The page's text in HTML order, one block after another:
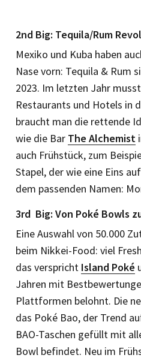
2nd Big: Tequila/Rum
Mexiko und Kuba haben
Nase vorn: Tequila & Rum
2023. Im letzten Jahr
Restaurants und Hotels in
braucht man die rettende
wie die Bar The Alchemist
auch Frühstück, zum
Stapel, der wie eine Eins
dem passenden Namen:
3rd Big: Von Poké Bowls
Eine Auswahl von 50.000
beim Nikkei-Food: viel
das verspricht Island Poké
Jahren mit
Plattformen belohnt. Die
das Poké Bao, der Trend
BAO-Taschen gefüllt mit
Bowl befindet. Neu im